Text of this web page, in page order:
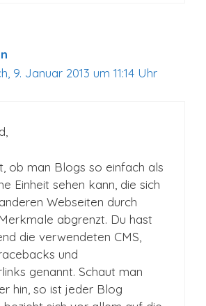
9. Januar 2013 um 11:14 Uhr
ob man Blogs so einfach als
Einheit sehen kann, die sich
Webseiten durch
abgrenzt. Du hast
die verwendeten CMS,
und
genannt. Schaut man
hin, so ist jeder Blog